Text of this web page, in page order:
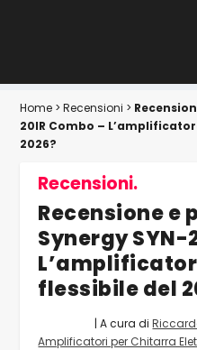
Home >Recensioni >
20IR Combo –
2026?
Recensioni.
Recensione e
Synergy SYN-
flessibile del
| A cura di
Amplificatori per Chitarra